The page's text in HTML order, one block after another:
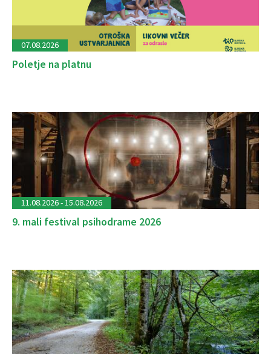
Poletje na platnu
07.08.2026
9. mali festival psihodrame 2026
11.08.2026 - 15.08.2026